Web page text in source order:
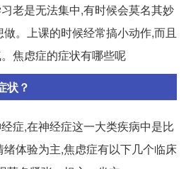
老是无法集中,有时候会莫名其妙
。上课的时候经常搞小动作,而且
焦虑症的症状有哪些呢
状？
症,在神经症这一大类疾病中是比
体验为主,焦虑症有以下几个临床